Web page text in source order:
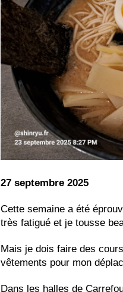
27 septembre 2025
Cette semaine a été
très fatigué et je tousse
Mais je dois faire des
vêtements pour mon
Dans les halles de